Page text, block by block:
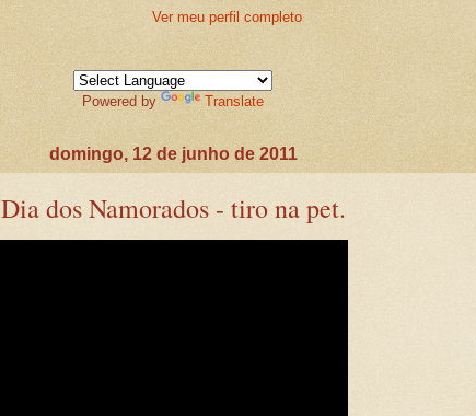
Ver meu perfil completo
Powered by Translate
domingo, 12 de junho de 2011
Dia dos Namorados - tiro na pet.